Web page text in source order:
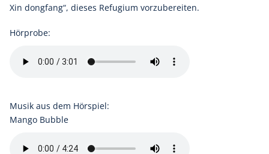
Xin dongfang“, dieses Refugium vorzubereiten.
Hörprobe:
Musik aus dem Hörspiel:
Mango Bubble